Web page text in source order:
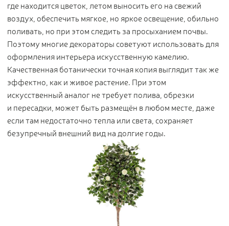
где находится цветок, летом выносить его на свежий
воздух, обеспечить мягкое, но яркое освещение, обильно
поливать, но при этом следить за просыханием почвы.
Поэтому многие декораторы советуют использовать для
оформления интерьера искусственную камелию.
Качественная ботанически точная копия выглядит так же
эффектно, как и живое растение. При этом
искусственный аналог не требует полива, обрезки
и пересадки, может быть размещён в любом месте, даже
если там недостаточно тепла или света, сохраняет
безупречный внешний вид на долгие годы.